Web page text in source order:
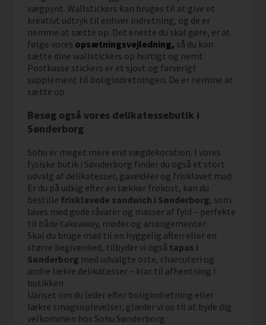
vægpynt. Wallstickers kan bruges til at give et
kreativt udtryk til enhver indretning, og de er
nemme at sætte op. Det eneste du skal gøre, er at
følge vores opsætningsvejledning, så du kan
sætte dine wallstickers op hurtigt og nemt.
Postkasse stickers er et sjovt og farverigt
supplement til boligindretningen. De er nemme at
sætte op
Besøg også vores delikatessebutik i
Sønderborg
Sohu er meget mere end vægdekoration. I vores
fysiske butik i Sønderborg finder du også et stort
udvalg af delikatesser, gaveidéer og frisklavet mad.
Er du på udkig efter en lækker frokost, kan du
bestille frisklavede sandwich i Sønderborg, som
laves med gode råvarer og masser af fyld – perfekte
til både takeaway, møder og arrangementer.
Skal du bruge mad til en hyggelig aften eller en
større begivenhed, tilbyder vi også tapas i
Sønderborg med udvalgte oste, charcuteri og
andre lækre delikatesser – klar til afhentning i
butikken.
Uanset om du leder efter boligindretning eller
lækre smagsoplevelser, glæder vi os til at byde dig
velkommen hos Sohu Sønderborg.